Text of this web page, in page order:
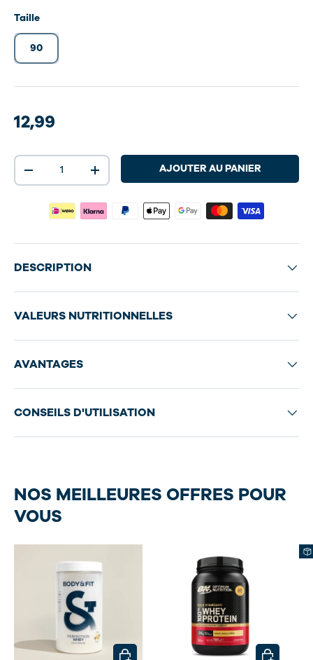
Taille
90
12,99
Qté
-
+ AJOUTER AU PANIER
DESCRIPTION
VALEURS NUTRITIONNELLES
AVANTAGES
CONSEILS D'UTILISATION
NOS MEILLEURES OFFRES POUR
VOUS
CHOISIR LES OPTIONS CHOISIR